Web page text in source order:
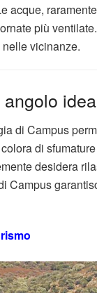
acque,
più
nelle vicinanze.
di Campus
di
desidera
Campus